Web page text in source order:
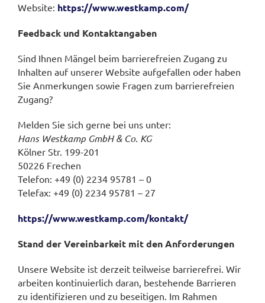
Website: https://www.westkamp.com/
Feedback und Kontaktangaben
Sind Ihnen Mängel beim barrierefreien Zugang zu
Inhalten auf unserer Website aufgefallen oder haben
Sie Anmerkungen sowie Fragen zum barrierefreien
Zugang?
Melden Sie sich gerne bei uns unter:
Hans Westkamp GmbH & Co. KG
Kölner Str. 199-201
50226 Frechen
Telefon: +49 (0) 2234 95781 – 0
Telefax: +49 (0) 2234 95781 – 27
https://www.westkamp.com/kontakt/
Stand der Vereinbarkeit mit den Anforderungen
Unsere Website ist derzeit teilweise barrierefrei. Wir
arbeiten kontinuierlich daran, bestehende Barrieren
zu identifizieren und zu beseitigen. Im Rahmen